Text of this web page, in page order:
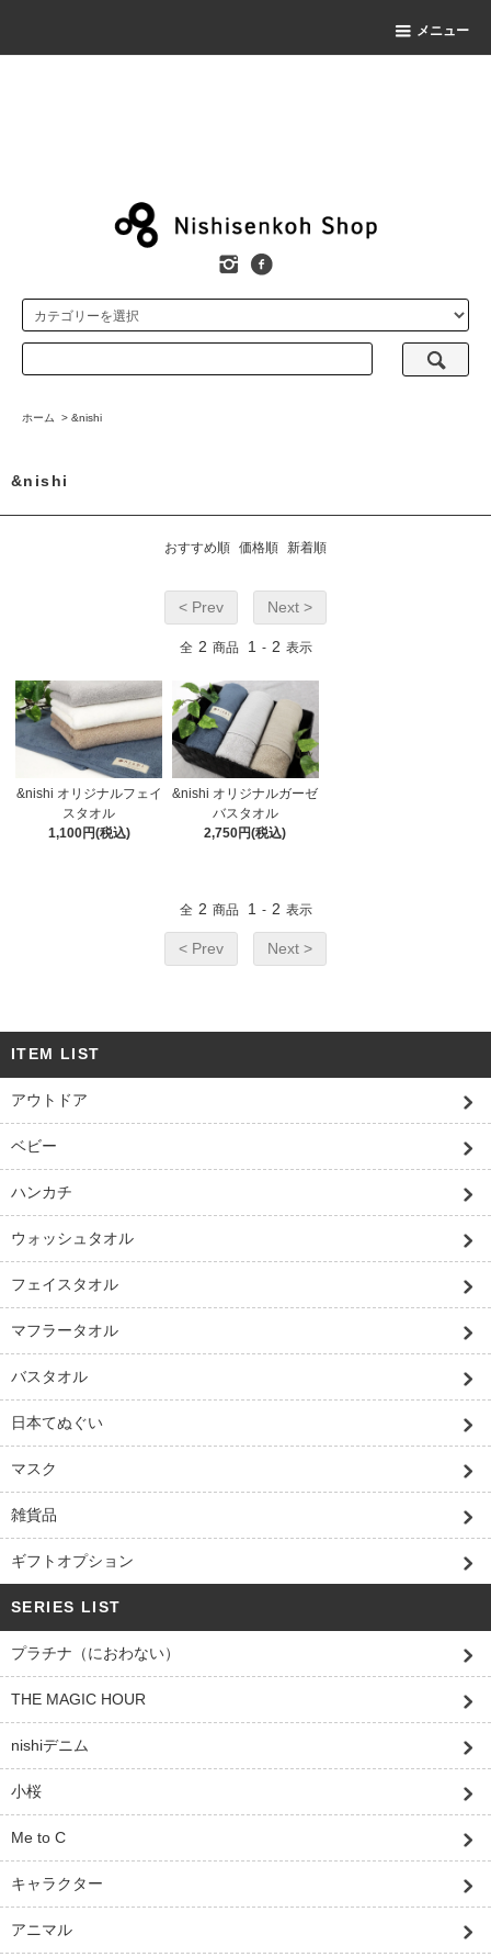
メニュー
ホーム > &nishi
&nishi
おすすめ順 価格順 新着順
< Prev Next >
全 2 商品 1 - 2 表示
&nishi オリジナルフェイ
スタオル
1,100円(税込)
&nishi オリジナルガーゼ
バスタオル
2,750円(税込)
全 2 商品 1 - 2 表示
< Prev Next >
ITEM LIST
アウトドア
ベビー
ハンカチ
ウォッシュタオル
フェイスタオル
マフラータオル
バスタオル
日本てぬぐい
マスク
雑貨品
ギフトオプション
SERIES LIST
プラチナ（におわない）
THE MAGIC HOUR
nishiデニム
小桜
Me to C
キャラクター
アニマル